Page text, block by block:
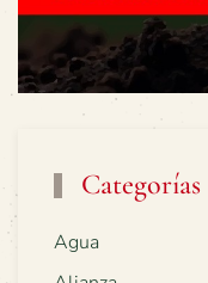
Categorías
Agua